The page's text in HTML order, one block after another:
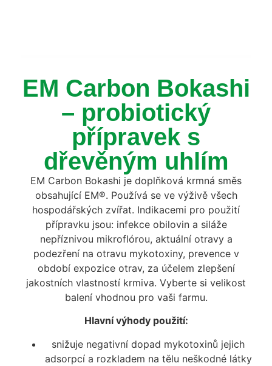
EM Carbon Bokashi
– probiotický
přípravek s
dřevěným uhlím
EM Carbon Bokashi je doplňková krmná směs
obsahující EM®. Používá se ve výživě všech
hospodářských zvířat. Indikacemi pro použití
přípravku jsou: infekce obilovin a siláže
nepříznivou mikroflórou, aktuální otravy a
podezření na otravu mykotoxiny, prevence v
období expozice otrav, za účelem zlepšení
jakostních vlastností krmiva. Vyberte si velikost
balení vhodnou pro vaši farmu.
Hlavní výhody použití:
snižuje negativní dopad mykotoxinů jejich
adsorpcí a rozkladem na tělu neškodné látky